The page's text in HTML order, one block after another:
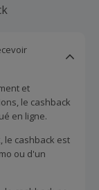
et
le cashback
en ligne.
le cashback est
ou d'un